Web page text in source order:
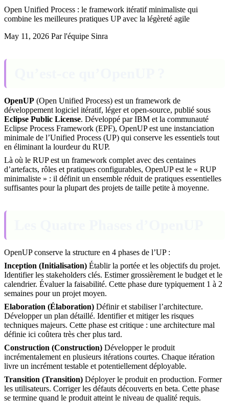
Open Unified Process : le framework itératif minimaliste qui
combine les meilleures pratiques UP avec la légèreté agile
May 11, 2026 Par l'équipe Sinra
OpenUP (Open Unified Process) est un framework de
développement logiciel itératif, léger et open-source, publié sous
Eclipse Public License. Développé par IBM et la communauté
Eclipse Process Framework (EPF), OpenUP est une instanciation
minimale de l’Unified Process (UP) qui conserve les essentiels tout
en éliminant la lourdeur du RUP.
Là où le RUP est un framework complet avec des centaines
d’artefacts, rôles et pratiques configurables, OpenUP est le « RUP
minimaliste » : il définit un ensemble réduit de pratiques essentielles
suffisantes pour la plupart des projets de taille petite à moyenne.
OpenUP conserve la structure en 4 phases de l’UP :
Inception (Initialisation) Établir la portée et les objectifs du projet.
Identifier les stakeholders clés. Estimer grossièrement le budget et le
calendrier. Évaluer la faisabilité. Cette phase dure typiquement 1 à 2
semaines pour un projet moyen.
Elaboration (Élaboration) Définir et stabiliser l’architecture.
Développer un plan détaillé. Identifier et mitiger les risques
techniques majeurs. Cette phase est critique : une architecture mal
définie ici coûtera très cher plus tard.
Construction (Construction) Développer le produit
incrémentalement en plusieurs itérations courtes. Chaque itération
livre un incrément testable et potentiellement déployable.
Transition (Transition) Déployer le produit en production. Former
les utilisateurs. Corriger les défauts découverts en beta. Cette phase
se termine quand le produit atteint le niveau de qualité requis.